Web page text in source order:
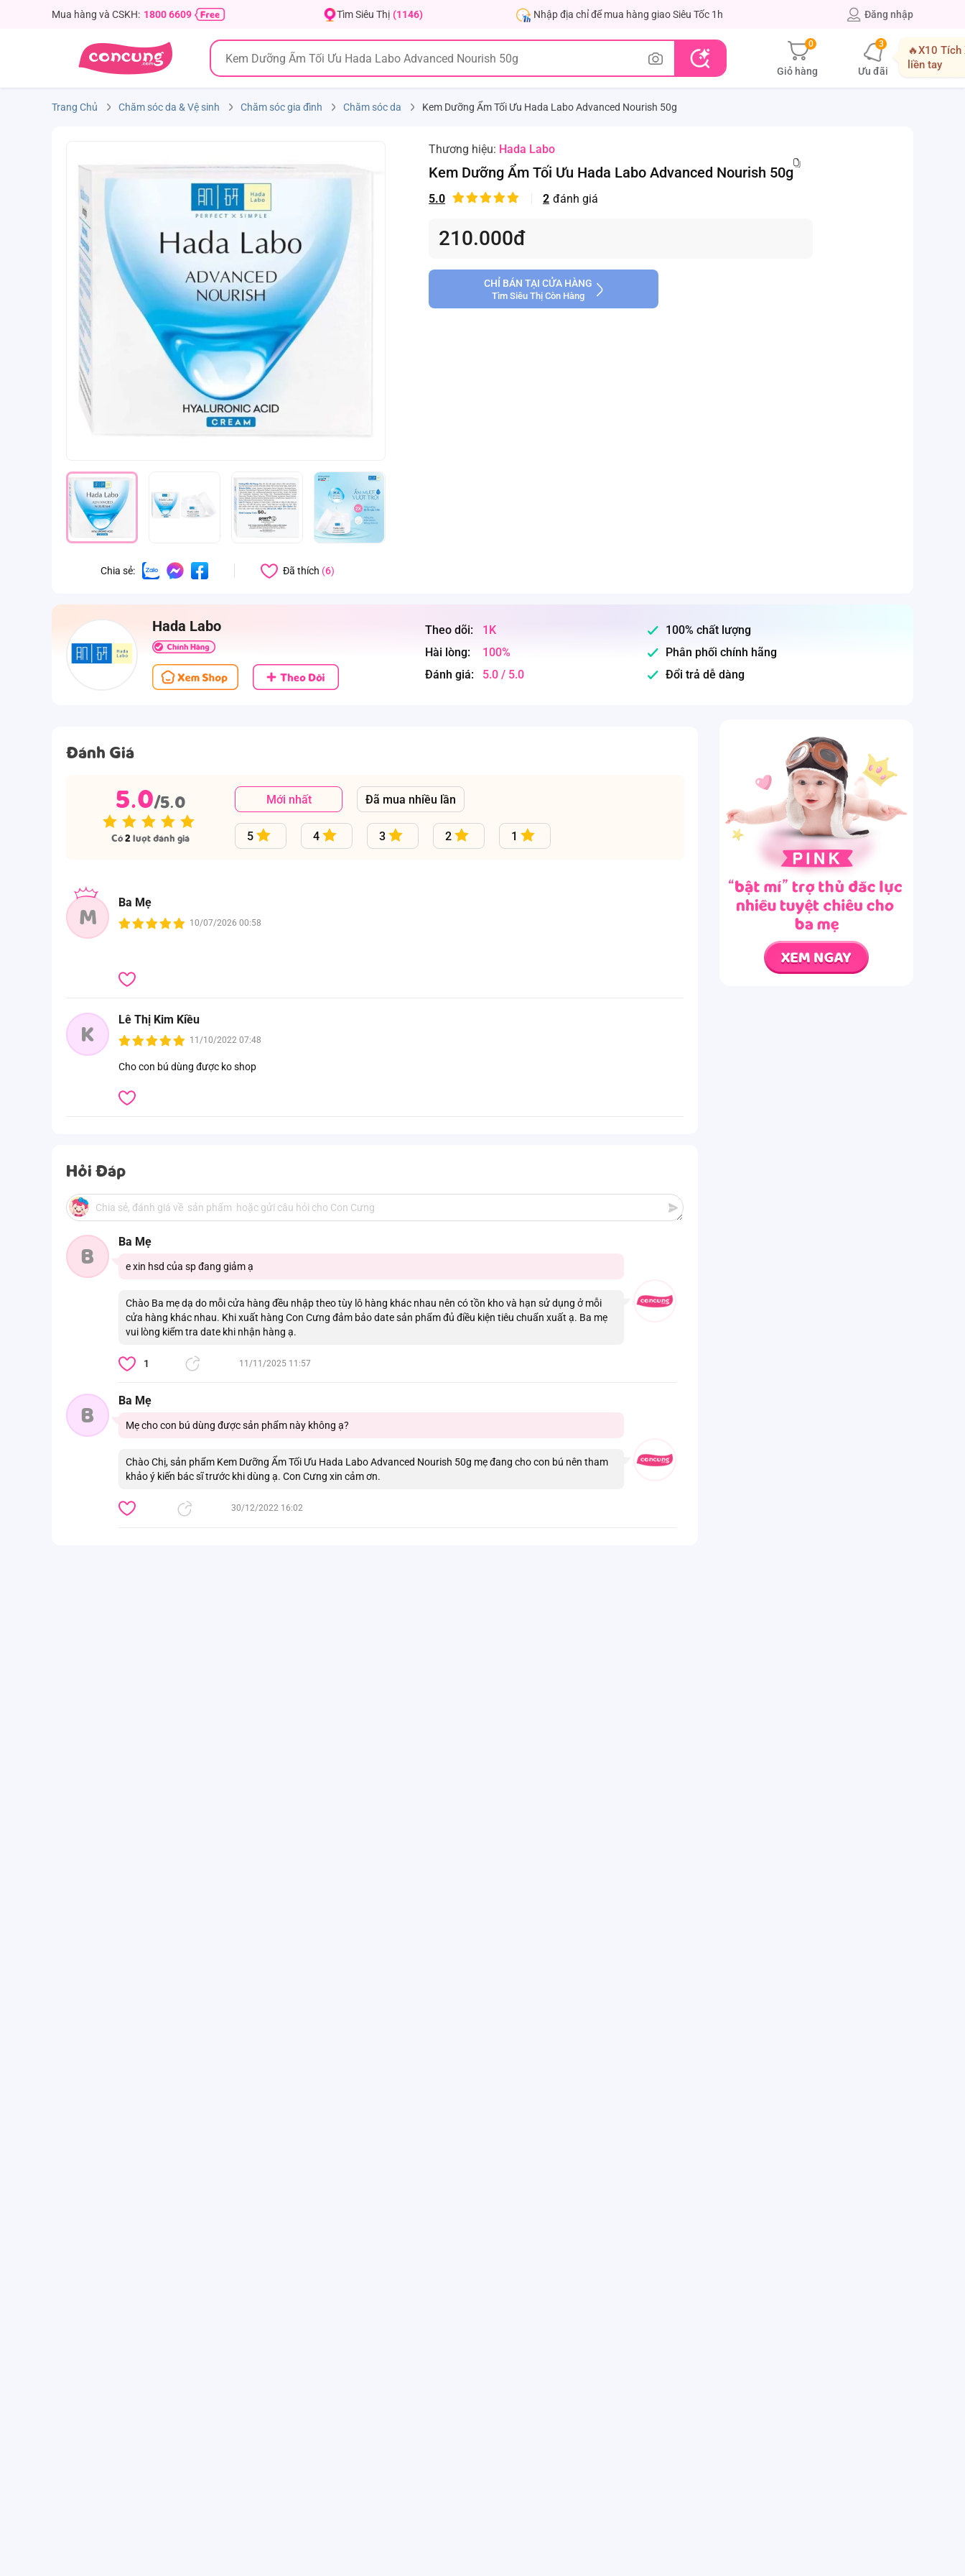
Mua hàng và CSKH: 1800 6609 Tìm Siêu Thị (1146) Nhập địa chỉ để mua hàng giao Siêu Tốc 1h Đăng nhập
0
Giỏ hàng
3
Ưu đãi
🔥X10 Tích
liền tay
Trang Chủ Chăm sóc da & Vệ sinh Chăm sóc gia đình Chăm sóc da Kem Dưỡng Ẩm Tối Ưu Hada Labo Advanced Nourish 50g
Chia sẻ: Đã thích (6)
Thương hiệu: Hada Labo
Kem Dưỡng Ẩm Tối Ưu Hada Labo Advanced Nourish 50g
5.0 2 đánh giá
210.000đ
CHỈ BÁN TẠI CỬA HÀNG
Tìm Siêu Thị Còn Hàng
Hada Labo Theo dõi:
1K
Hài lòng:
100%
Đánh giá:
5.0 / 5.0
100% chất lượng
Phân phối chính hãng
Đổi trả dễ dàng
Đánh Giá
5.0/5.0
Có2 lượt đánh giá
Mới nhất Đã mua nhiều lần
5 4 3 2 1
M
Ba Mẹ
10/07/2026 00:58
K
Lê Thị Kim Kiều
11/10/2022 07:48
Cho con bú dùng được ko shop
Hỏi Đáp
B
Ba Mẹ
e xin hsd của sp đang giảm ạ
Chào Ba mẹ dạ do mỗi cửa hàng đều nhập theo tùy lô hàng khác nhau nên có tồn kho và hạn sử dụng ở mỗi
cửa hàng khác nhau. Khi xuất hàng Con Cưng đảm bảo date sản phẩm đủ điều kiện tiêu chuẩn xuất ạ. Ba mẹ
vui lòng kiểm tra date khi nhận hàng ạ.
1 11/11/2025 11:57
B
Ba Mẹ
Mẹ cho con bú dùng được sản phẩm này không ạ?
Chào Chị, sản phẩm Kem Dưỡng Ẩm Tối Ưu Hada Labo Advanced Nourish 50g mẹ đang cho con bú nên tham
khảo ý kiến bác sĩ trước khi dùng ạ. Con Cưng xin cảm ơn.
30/12/2022 16:02